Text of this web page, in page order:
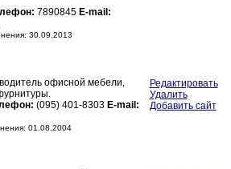
7890845 E-mail:
30.09.2013
офисной мебели,
(095) 401-8303 E-mail:
01.08.2004
Редактировать
Удалить
Добавить сайт